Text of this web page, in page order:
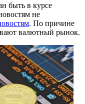
быть в курсе
не
. По причине
валютный рынок.